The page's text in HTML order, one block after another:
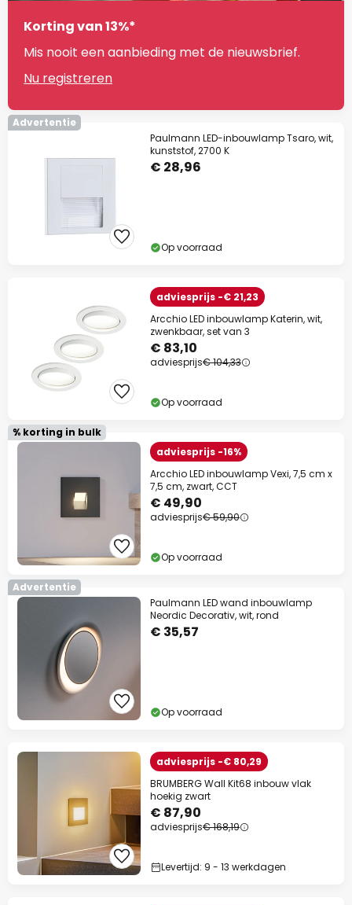
Korting van 13%*
Mis nooit een aanbieding met de nieuwsbrief.
Nu registreren
Advertentie
Paulmann LED-inbouwlamp Tsaro, wit,
kunststof, 2700 K
€ 28,96
Op voorraad
adviesprijs -€ 21,23
Arcchio LED inbouwlamp Katerin, wit,
zwenkbaar, set van 3
€ 83,10
adviesprijs€ 104,33
Op voorraad
% korting in bulk
adviesprijs -16%
Arcchio LED inbouwlamp Vexi, 7,5 cm x
7,5 cm, zwart, CCT
€ 49,90
adviesprijs€ 59,90
Op voorraad
Advertentie
Paulmann LED wand inbouwlamp
Neordic Decorativ, wit, rond
€ 35,57
Op voorraad
adviesprijs -€ 80,29
BRUMBERG Wall Kit68 inbouw vlak
hoekig zwart
€ 87,90
adviesprijs€ 168,19
Levertijd: 9 - 13 werkdagen